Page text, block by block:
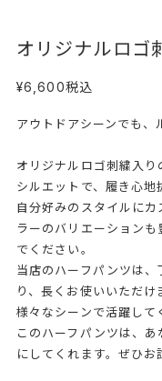
オリジナルロゴ
¥6,600税込
アウトドアシーンでも
オリジナルロゴ刺繍入
シルエットで、履き心地
自分好みのスタイルに
ラーのバリエーション
でください。
当店のハーフパンツは
り、長くお使いいただけ
様々なシーンで活躍して
このハーフパンツは、
にしてくれます。ぜひお